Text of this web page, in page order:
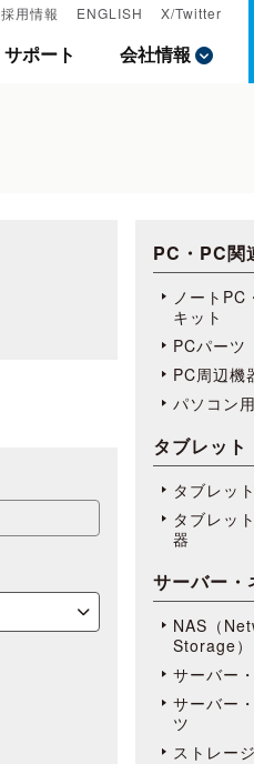
サポート 会社情報
採用情報 ENGLISH X/Twitter
サポート 会社情報
採用情報 ENGLISH X/Twitter
PC・PC関
ノートPC
キット
PCパーツ
PC周辺機
パソコン
タブレット
タブレッ
タブレッ
器
サーバー・
NAS（
Storage）
サーバー
サーバー
ツ
ストレージ